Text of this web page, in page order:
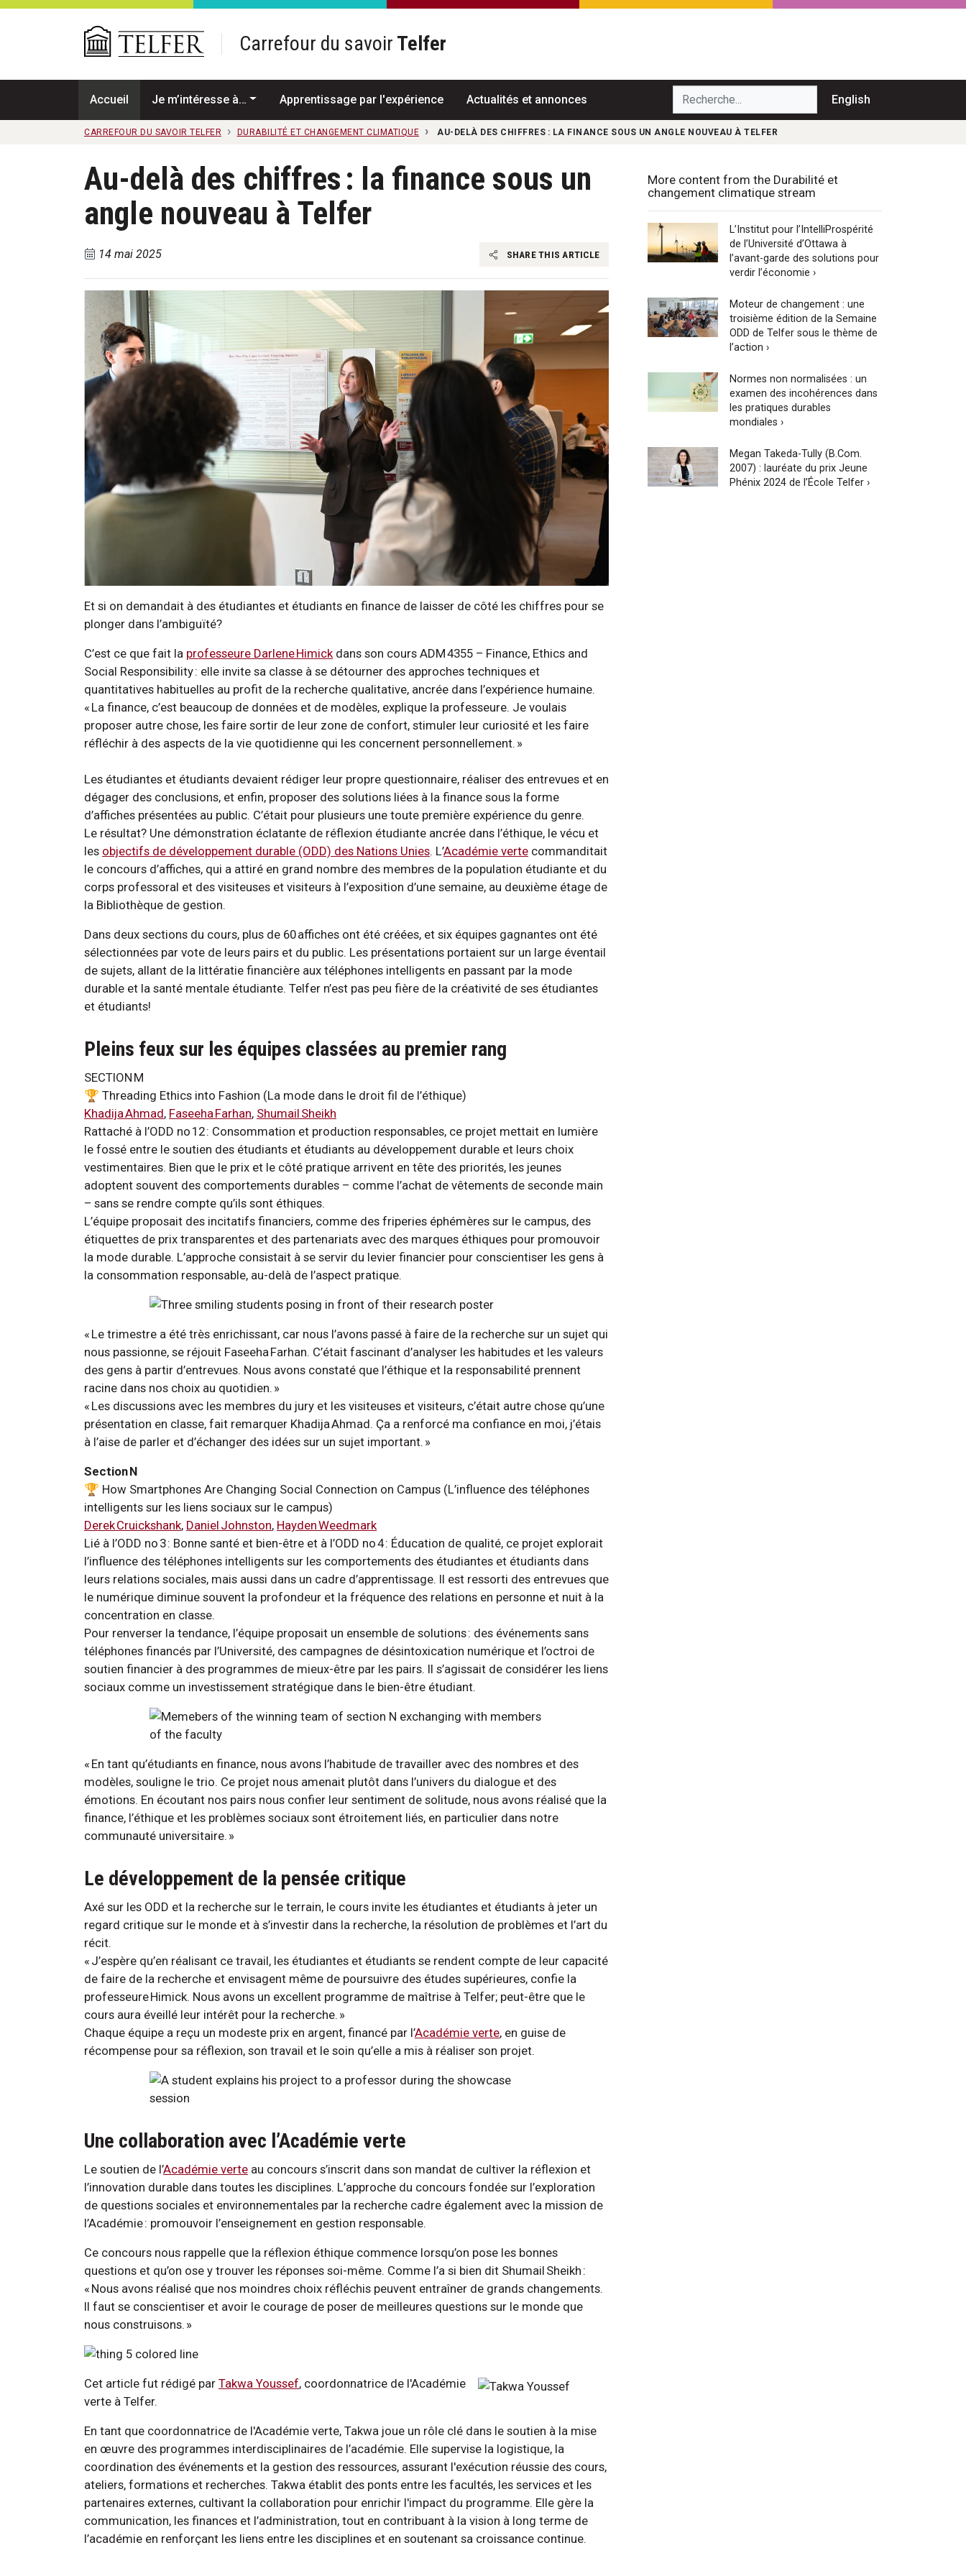
Passer au contenu principal
Carrefour du savoir Telfer
Accueil Je m’intéresse à… Apprentissage par l'expérience Actualités et annonces Recherche... English
CARREFOUR DU SAVOIR TELFER DURABILITÉ ET CHANGEMENT CLIMATIQUE AU-DELÀ DES CHIFFRES : LA FINANCE SOUS UN ANGLE NOUVEAU À TELFER
Au-delà des chiffres : la finance sous un
angle nouveau à Telfer
14 mai 2025 SHARE THIS ARTICLE
Et si on demandait à des étudiantes et étudiants en finance de laisser de côté les chiffres pour se
plonger dans l’ambiguïté?
C’est ce que fait la professeure Darlene Himick dans son cours ADM 4355 – Finance, Ethics and
Social Responsibility : elle invite sa classe à se détourner des approches techniques et
quantitatives habituelles au profit de la recherche qualitative, ancrée dans l’expérience humaine.
« La finance, c’est beaucoup de données et de modèles, explique la professeure. Je voulais
proposer autre chose, les faire sortir de leur zone de confort, stimuler leur curiosité et les faire
réfléchir à des aspects de la vie quotidienne qui les concernent personnellement. »
Les étudiantes et étudiants devaient rédiger leur propre questionnaire, réaliser des entrevues et en
dégager des conclusions, et enfin, proposer des solutions liées à la finance sous la forme
d’affiches présentées au public. C’était pour plusieurs une toute première expérience du genre.
Le résultat? Une démonstration éclatante de réflexion étudiante ancrée dans l’éthique, le vécu et
les objectifs de développement durable (ODD) des Nations Unies. L’Académie verte commanditait
le concours d’affiches, qui a attiré en grand nombre des membres de la population étudiante et du
corps professoral et des visiteuses et visiteurs à l’exposition d’une semaine, au deuxième étage de
la Bibliothèque de gestion.
Dans deux sections du cours, plus de 60 affiches ont été créées, et six équipes gagnantes ont été
sélectionnées par vote de leurs pairs et du public. Les présentations portaient sur un large éventail
de sujets, allant de la littératie financière aux téléphones intelligents en passant par la mode
durable et la santé mentale étudiante. Telfer n’est pas peu fière de la créativité de ses étudiantes
et étudiants!
Pleins feux sur les équipes classées au premier rang
SECTION M
🏆 Threading Ethics into Fashion (La mode dans le droit fil de l’éthique)
Khadija Ahmad, Faseeha Farhan, Shumail Sheikh
Rattaché à l’ODD no 12 : Consommation et production responsables, ce projet mettait en lumière
le fossé entre le soutien des étudiants et étudiants au développement durable et leurs choix
vestimentaires. Bien que le prix et le côté pratique arrivent en tête des priorités, les jeunes
adoptent souvent des comportements durables – comme l’achat de vêtements de seconde main
– sans se rendre compte qu’ils sont éthiques.
L’équipe proposait des incitatifs financiers, comme des friperies éphémères sur le campus, des
étiquettes de prix transparentes et des partenariats avec des marques éthiques pour promouvoir
la mode durable. L’approche consistait à se servir du levier financier pour conscientiser les gens à
la consommation responsable, au-delà de l’aspect pratique.
« Le trimestre a été très enrichissant, car nous l’avons passé à faire de la recherche sur un sujet qui
nous passionne, se réjouit Faseeha Farhan. C’était fascinant d’analyser les habitudes et les valeurs
des gens à partir d’entrevues. Nous avons constaté que l’éthique et la responsabilité prennent
racine dans nos choix au quotidien. »
« Les discussions avec les membres du jury et les visiteuses et visiteurs, c’était autre chose qu’une
présentation en classe, fait remarquer Khadija Ahmad. Ça a renforcé ma confiance en moi, j’étais
à l’aise de parler et d’échanger des idées sur un sujet important. »
Section N
🏆 How Smartphones Are Changing Social Connection on Campus (L’influence des téléphones
intelligents sur les liens sociaux sur le campus)
Derek Cruickshank, Daniel Johnston, Hayden Weedmark
Lié à l’ODD no 3 : Bonne santé et bien-être et à l’ODD no 4 : Éducation de qualité, ce projet explorait
l’influence des téléphones intelligents sur les comportements des étudiantes et étudiants dans
leurs relations sociales, mais aussi dans un cadre d’apprentissage. Il est ressorti des entrevues que
le numérique diminue souvent la profondeur et la fréquence des relations en personne et nuit à la
concentration en classe.
Pour renverser la tendance, l’équipe proposait un ensemble de solutions : des événements sans
téléphones financés par l’Université, des campagnes de désintoxication numérique et l’octroi de
soutien financier à des programmes de mieux-être par les pairs. Il s’agissait de considérer les liens
sociaux comme un investissement stratégique dans le bien-être étudiant.
« En tant qu’étudiants en finance, nous avons l’habitude de travailler avec des nombres et des
modèles, souligne le trio. Ce projet nous amenait plutôt dans l’univers du dialogue et des
émotions. En écoutant nos pairs nous confier leur sentiment de solitude, nous avons réalisé que la
finance, l’éthique et les problèmes sociaux sont étroitement liés, en particulier dans notre
communauté universitaire. »
Le développement de la pensée critique
Axé sur les ODD et la recherche sur le terrain, le cours invite les étudiantes et étudiants à jeter un
regard critique sur le monde et à s’investir dans la recherche, la résolution de problèmes et l’art du
récit.
« J’espère qu’en réalisant ce travail, les étudiantes et étudiants se rendent compte de leur capacité
de faire de la recherche et envisagent même de poursuivre des études supérieures, confie la
professeure Himick. Nous avons un excellent programme de maîtrise à Telfer; peut-être que le
cours aura éveillé leur intérêt pour la recherche. »
Chaque équipe a reçu un modeste prix en argent, financé par l’Académie verte, en guise de
récompense pour sa réflexion, son travail et le soin qu’elle a mis à réaliser son projet.
Une collaboration avec l’Académie verte
Le soutien de l’Académie verte au concours s’inscrit dans son mandat de cultiver la réflexion et
l’innovation durable dans toutes les disciplines. L’approche du concours fondée sur l’exploration
de questions sociales et environnementales par la recherche cadre également avec la mission de
l’Académie : promouvoir l’enseignement en gestion responsable.
Ce concours nous rappelle que la réflexion éthique commence lorsqu’on pose les bonnes
questions et qu’on ose y trouver les réponses soi-même. Comme l’a si bien dit Shumail Sheikh :
« Nous avons réalisé que nos moindres choix réfléchis peuvent entraîner de grands changements.
Il faut se conscientiser et avoir le courage de poser de meilleures questions sur le monde que
nous construisons. »
Cet article fut rédigé par Takwa Youssef, coordonnatrice de l'Académie
verte à Telfer.
En tant que coordonnatrice de l'Académie verte, Takwa joue un rôle clé dans le soutien à la mise
en œuvre des programmes interdisciplinaires de l’académie. Elle supervise la logistique, la
coordination des événements et la gestion des ressources, assurant l'exécution réussie des cours,
ateliers, formations et recherches. Takwa établit des ponts entre les facultés, les services et les
partenaires externes, cultivant la collaboration pour enrichir l'impact du programme. Elle gère la
communication, les finances et l’administration, tout en contribuant à la vision à long terme de
l’académie en renforçant les liens entre les disciplines et en soutenant sa croissance continue.
More content from the Durabilité et
changement climatique stream
L’Institut pour l’IntelliProspérité
de l’Université d’Ottawa à
l’avant-garde des solutions pour
verdir l’économie ›
Moteur de changement : une
troisième édition de la Semaine
ODD de Telfer sous le thème de
l’action ›
Normes non normalisées : un
examen des incohérences dans
les pratiques durables
mondiales ›
Megan Takeda-Tully (B.Com.
2007) : lauréate du prix Jeune
Phénix 2024 de l’École Telfer ›